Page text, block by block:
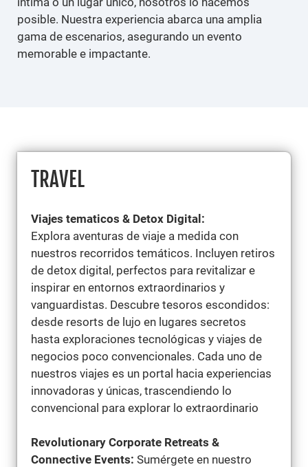
posible. Nuestra experiencia abarca una amplia
gama de escenarios, asegurando un evento
memorable e impactante.
TRAVEL
Viajes tematicos & Detox Digital:
Explora aventuras de viaje a medida con
nuestros recorridos temáticos. Incluyen retiros
de detox digital, perfectos para revitalizar e
inspirar en entornos extraordinarios y
vanguardistas. Descubre tesoros escondidos:
desde resorts de lujo en lugares secretos
hasta exploraciones tecnológicas y viajes de
negocios poco convencionales. Cada uno de
nuestros viajes es un portal hacia experiencias
innovadoras y únicas, trascendiendo lo
convencional para explorar lo extraordinario
Revolutionary Corporate Retreats &
Connective Events: Sumérgete en nuestro